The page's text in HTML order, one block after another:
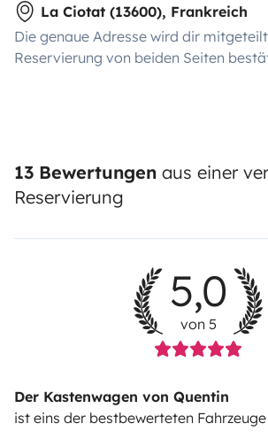
La Ciotat (13600), Frankreich
Die genaue Adresse wird dir
Reservierung von beiden Seiten
13 Bewertungen aus einer
Reservierung
5,0
von 5
Der Kastenwagen von Quentin
ist eins der bestbewerteten